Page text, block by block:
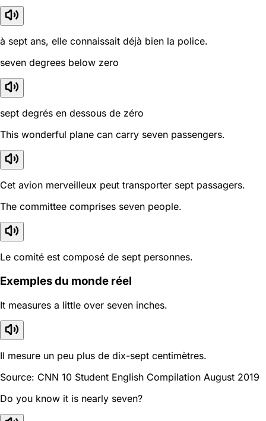
à sept ans, elle connaissait déjà bien la police.
seven degrees below zero
sept degrés en dessous de zéro
This wonderful plane can carry seven passengers.
Cet avion merveilleux peut transporter sept passagers.
The committee comprises seven people.
Le comité est composé de sept personnes.
Exemples du monde réel
It measures a little over seven inches.
Il mesure un peu plus de dix-sept centimètres.
Source: CNN 10 Student English Compilation August 2019
Do you know it is nearly seven?